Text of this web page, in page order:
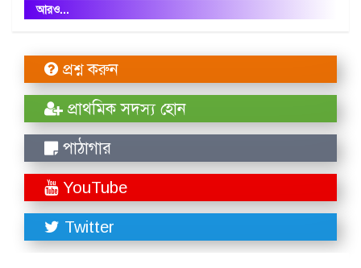
আরও...
প্রশ্ন করুন
প্রাথমিক সদস্য হোন
পাঠাগার
YouTube
Twitter